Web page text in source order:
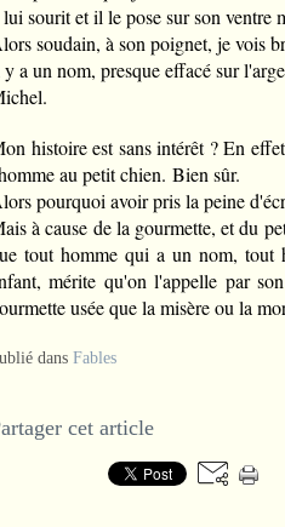
sourit et il le pose sur son ventre
soudain, à son poignet, je vois
a un nom, presque effacé sur
histoire est sans intérêt ? En
au petit chien. Bien sûr.
pourquoi avoir pris la peine
à cause de la gourmette, et du
tout homme qui a un nom, tout
mérite qu'on l'appelle par
usée que la misère ou la
dans Fables
cet article